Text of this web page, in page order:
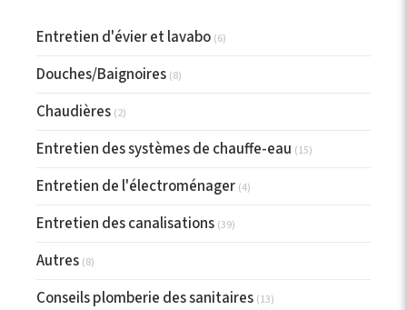
Entretien d'évier et lavabo (6)
Douches/Baignoires (8)
Chaudières (2)
Entretien des systèmes de chauffe-eau (15)
Entretien de l'électroménager (4)
Entretien des canalisations (39)
Autres (8)
Conseils plomberie des sanitaires (13)